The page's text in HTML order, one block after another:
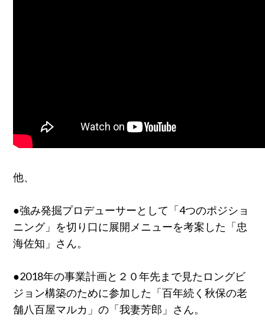
他、
●強み発掘プロデューサーとして「4つのポジショ
ニング」を切り口に展開メニューを考案した「忠
海佐知」さん。
●2018年の事業計画と２０年先まで見たロングビ
ジョン構築のために参加した「百年続く秋保の老
舗八百屋マルカ」の「我妻芳郎」さん。